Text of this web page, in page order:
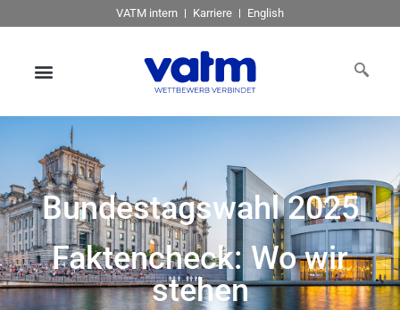
VATM intern Karriere English
Bundestagswahl 2025
Faktencheck: Wo wir
stehen